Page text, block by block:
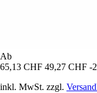
Ab
65,13 CHF 49,27 CHF -
inkl. MwSt. zzgl.